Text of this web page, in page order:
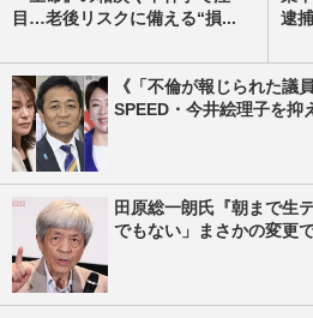
目…老後リスクに備える“損...
逮
《「不倫が報じられた議
SPEED・今井絵理子を抑
田原総一朗氏『朝まで生
でもない」まさかの変更